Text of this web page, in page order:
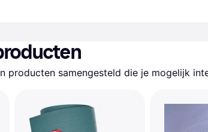
producten samengesteld die je mogelijk